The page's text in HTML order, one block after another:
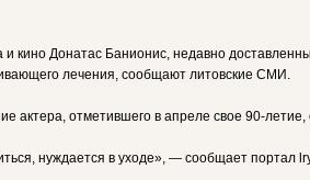
Донатас Банионис, недавно
лечения, сообщают литовские СМИ.
актера, отметившего в апреле свое 90-
нуждается в уходе», — сообщает портал